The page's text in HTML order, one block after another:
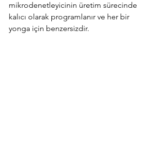
mikrodenetleyicinin üretim sürecinde
kalıcı olarak programlanır ve her bir
yonga için benzersizdir.